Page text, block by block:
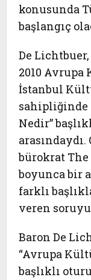
konusunda
başlangıç
De
2010 Avrupa
İstanbul
sahipliğinde
Nedir”
bürokrat The
boyunca bir
farklı
veren soruyu
Baron De
“Avrupa
başlıklı